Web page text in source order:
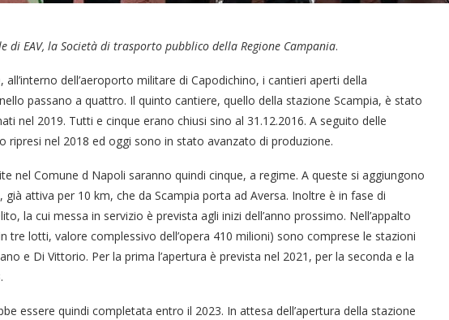
di EAV, la Società di trasporto pubblico della Regione Campania.
all’interno dell’aeroporto militare di Capodichino, i cantieri aperti della
passano a quattro. Il quinto cantiere, quello della stazione Scampia, è stato
nel 2019. Tutti e cinque erano chiusi sino al 31.12.2016. A seguito delle
ripresi nel 2018 ed oggi sono in stato avanzato di produzione.
nel Comune d Napoli saranno quindi cinque, a regime. A queste si aggiungono
attiva per 10 km, che da Scampia porta ad Aversa. Inoltre è in fase di
la cui messa in servizio è prevista agli inizi dell’anno prossimo. Nell’appalto
tre lotti, valore complessivo dell’opera 410 milioni) sono comprese le stazioni
e Di Vittorio. Per la prima l’apertura è prevista nel 2021, per la seconda e la
essere quindi completata entro il 2023. In attesa dell’apertura della stazione